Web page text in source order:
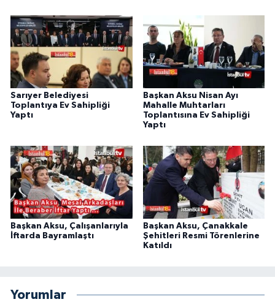
Sarıyer Belediyesi
Toplantıya Ev Sahipliği
Yaptı
Başkan Aksu Nisan Ayı
Mahalle Muhtarları
Toplantısına Ev Sahipliği
Yaptı
Başkan Aksu, Çalışanlarıyla
İftarda Bayramlaştı
Başkan Aksu, Çanakkale
Şehitleri Resmi Törenlerine
Katıldı
Yorumlar